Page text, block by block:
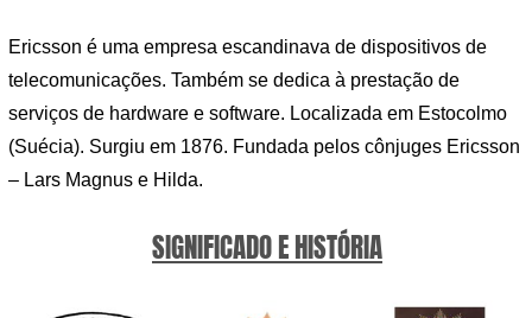
Ericsson é uma empresa escandinava de dispositivos de
telecomunicações. Também se dedica à prestação de
serviços de hardware e software. Localizada em Estocolmo
(Suécia). Surgiu em 1876. Fundada pelos cônjuges Ericsson
– Lars Magnus e Hilda.
SIGNIFICADO E HISTÓRIA